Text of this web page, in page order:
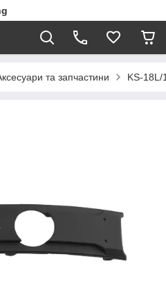
та запчастини KS-18L/